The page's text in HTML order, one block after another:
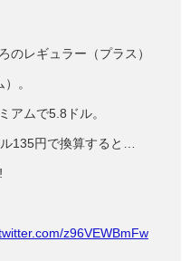
のレギュラー（プラス）
。
アムで5.8ドル。
135円で換算すると…
z96VEWBmFw